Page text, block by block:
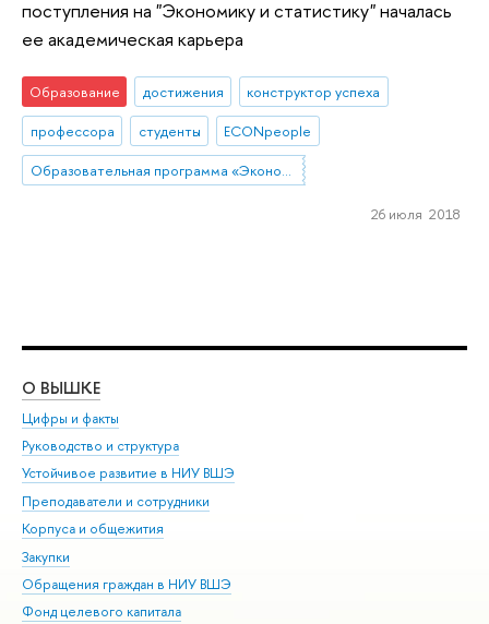
поступления на "Экономику и статистику" началась
ее академическая карьера
Образование достижения
конструктор успеха
профессора
студенты
ECONpeople
Образовательная программа «Экономика и статистика»
26 июля 2018
О ВЫШКЕ
Цифры и факты
Руководство и структура
Устойчивое развитие в НИУ ВШЭ
Преподаватели и сотрудники
Корпуса и общежития
Закупки
Обращения граждан в НИУ ВШЭ
Фонд целевого капитала